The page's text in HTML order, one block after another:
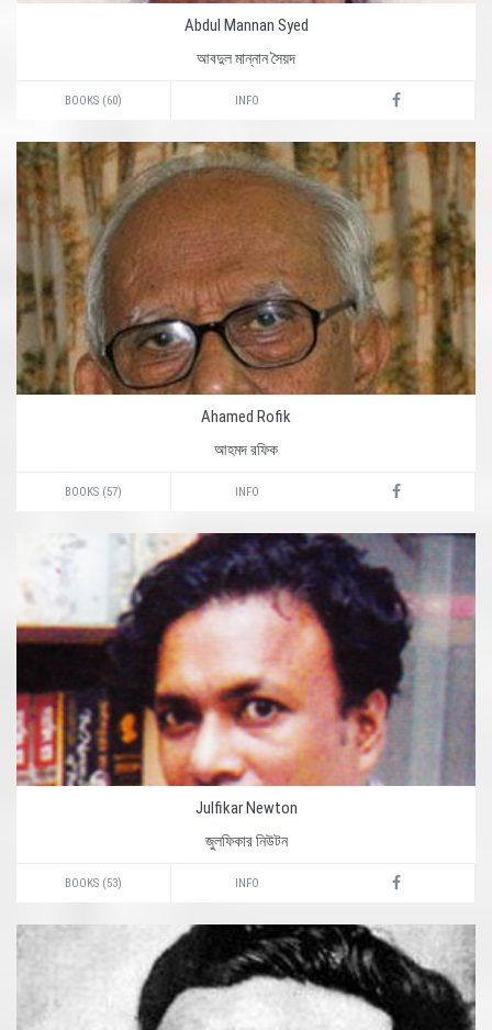
Abdul Mannan Syed
আবদুল মান্নান সৈয়দ
BOOKS (60) INFO
Ahamed Rofik
আহমদ রফিক
BOOKS (57) INFO
Julfikar Newton
জুলফিকার নিউটন
BOOKS (53) INFO